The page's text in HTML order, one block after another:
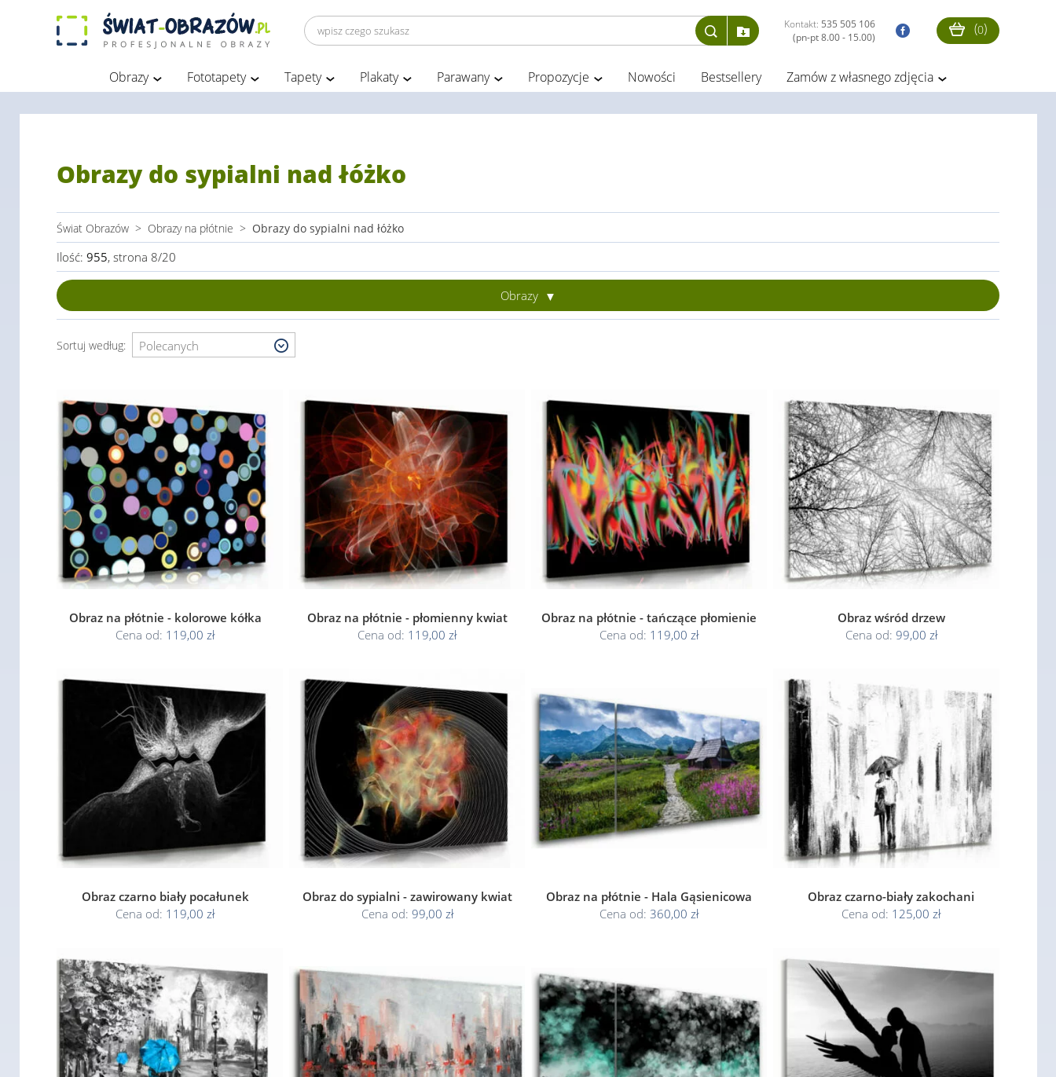
Kontakt: 535 505 106
(pn-pt 8.00 - 15.00)
(0)
Obrazy Fototapety Tapety Plakaty Parawany Propozycje Nowości Bestsellery Zamów z własnego zdjęcia
Obrazy do sypialni nad łóżko
Świat Obrazów > Obrazy na płótnie > Obrazy do sypialni nad łóżko
Ilość: 955, strona 8/20
Obrazy
Sortuj według:
Obraz na płótnie - kolorowe kółka
Cena od: 119,00 zł
Obraz na płótnie - płomienny kwiat
Cena od: 119,00 zł
Obraz na płótnie - tańczące płomienie
Cena od: 119,00 zł
Obraz wśród drzew
Cena od: 99,00 zł
Obraz czarno biały pocałunek
Cena od: 119,00 zł
Obraz do sypialni - zawirowany kwiat
Cena od: 99,00 zł
Obraz na płótnie - Hala Gąsienicowa
Cena od: 360,00 zł
Obraz czarno-biały zakochani
Cena od: 125,00 zł